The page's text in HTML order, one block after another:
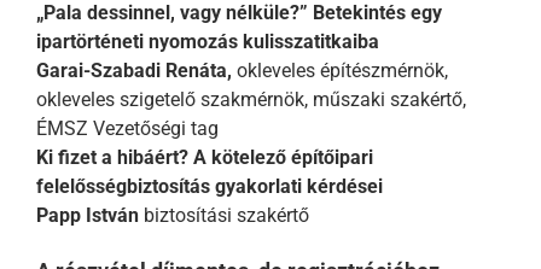
„Pala dessinnel, vagy nélküle?” Betekintés egy
ipartörténeti nyomozás kulisszatitkaiba
Garai-Szabadi Renáta, okleveles építészmérnök,
okleveles szigetelő szakmérnök, műszaki szakértő,
ÉMSZ Vezetőségi tag
Ki fizet a hibáért? A kötelező építőipari
felelősségbiztosítás gyakorlati kérdései
Papp Istvánbiztosítási szakértő